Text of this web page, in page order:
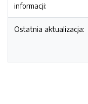
informacji:
Ostatnia aktualizacja: